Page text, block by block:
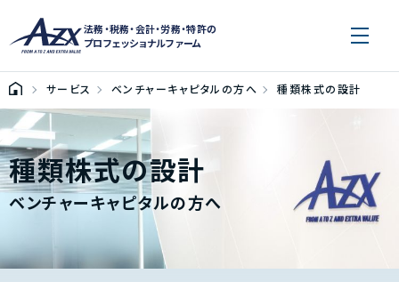
法務・税務・会計・労務・特許の
プロフェッショナルファーム
サービス ベンチャーキャピタルの方へ 種類株式の設計
種類株式の設計
ベンチャーキャピタルの方へ